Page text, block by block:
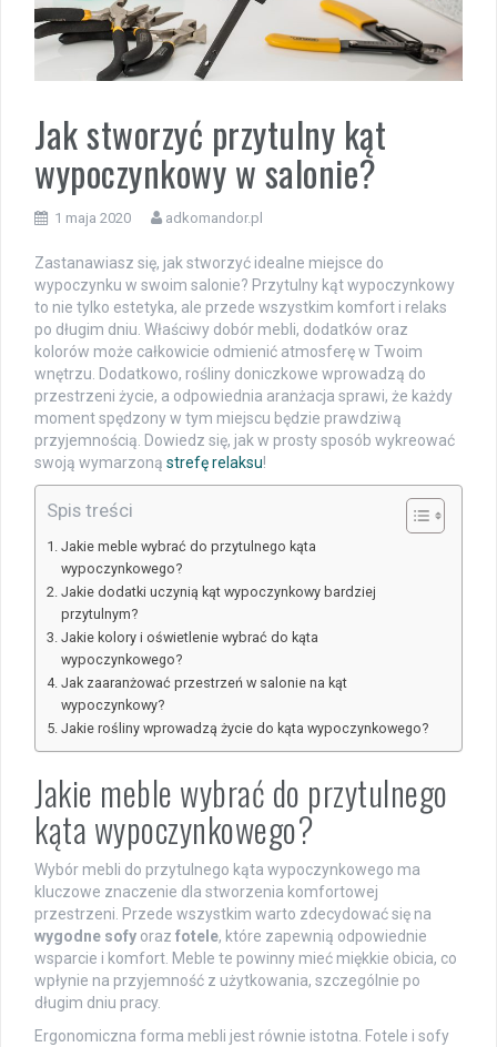
Jak stworzyć przytulny kąt
wypoczynkowy w salonie?
1 maja 2020 adkomandor.pl
Zastanawiasz się, jak stworzyć idealne miejsce do
wypoczynku w swoim salonie? Przytulny kąt wypoczynkowy
to nie tylko estetyka, ale przede wszystkim komfort i relaks
po długim dniu. Właściwy dobór mebli, dodatków oraz
kolorów może całkowicie odmienić atmosferę w Twoim
wnętrzu. Dodatkowo, rośliny doniczkowe wprowadzą do
przestrzeni życie, a odpowiednia aranżacja sprawi, że każdy
moment spędzony w tym miejscu będzie prawdziwą
przyjemnością. Dowiedz się, jak w prosty sposób wykreować
swoją wymarzoną strefę relaksu!
Spis treści
Jakie meble wybrać do przytulnego kąta
wypoczynkowego?
Jakie dodatki uczynią kąt wypoczynkowy bardziej
przytulnym?
Jakie kolory i oświetlenie wybrać do kąta
wypoczynkowego?
Jak zaaranżować przestrzeń w salonie na kąt
wypoczynkowy?
Jakie rośliny wprowadzą życie do kąta wypoczynkowego?
Jakie meble wybrać do przytulnego
kąta wypoczynkowego?
Wybór mebli do przytulnego kąta wypoczynkowego ma
kluczowe znaczenie dla stworzenia komfortowej
przestrzeni. Przede wszystkim warto zdecydować się na
wygodne sofy oraz fotele, które zapewnią odpowiednie
wsparcie i komfort. Meble te powinny mieć miękkie obicia, co
wpłynie na przyjemność z użytkowania, szczególnie po
długim dniu pracy.
Ergonomiczna forma mebli jest równie istotna. Fotele i sofy